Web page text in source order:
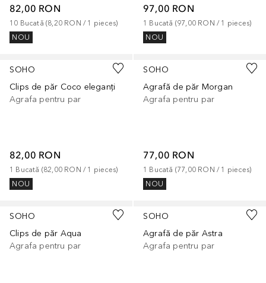
82,00 RON
10 Bucată (8,20 RON / 1 pieces)
NOU
97,00 RON
1 Bucată (97,00 RON / 1 pieces)
NOU
SOHO
Clips de păr Coco eleganți
Agrafa pentru par
82,00 RON
1 Bucată (82,00 RON / 1 pieces)
NOU
SOHO
Agrafă de păr Morgan
Agrafa pentru par
77,00 RON
1 Bucată (77,00 RON / 1 pieces)
NOU
SOHO
Clips de păr Aqua
Agrafa pentru par
SOHO
Agrafă de păr Astra
Agrafa pentru par